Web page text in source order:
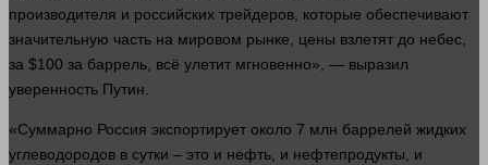
производителя и российских трейдеров, которые обеспечивают
значительную часть на мировом рынке, цены взлетят до небес,
за $100 за баррель, всё улетит мгновенно», — выразил
уверенность Путин.
«Суммарно Россия экспортирует около 7 млн баррелей жидких
углеводородов в сутки – это и нефть, и нефтепродукты, и